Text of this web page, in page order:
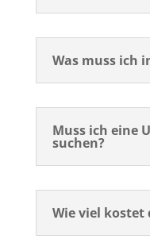
Was muss ich
Muss ich eine
suchen?
Wie viel